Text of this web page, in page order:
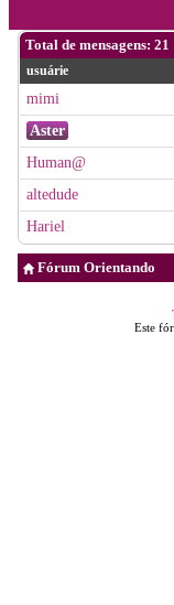
Total de mensagens: 21
usuárie
mimi
Aster
Human@
altedude
Hariel
Fórum Orientando
Este